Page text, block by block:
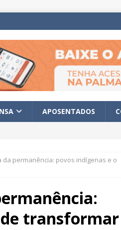
APOSENTADOS
da permanência: povos indígenas e o
de transformar